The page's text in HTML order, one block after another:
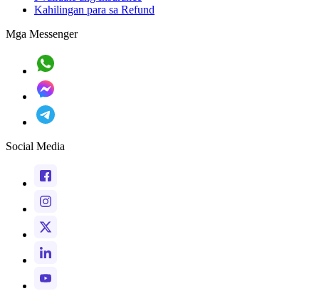
Kahilingan para sa Refund
Mga Messenger
Social Media